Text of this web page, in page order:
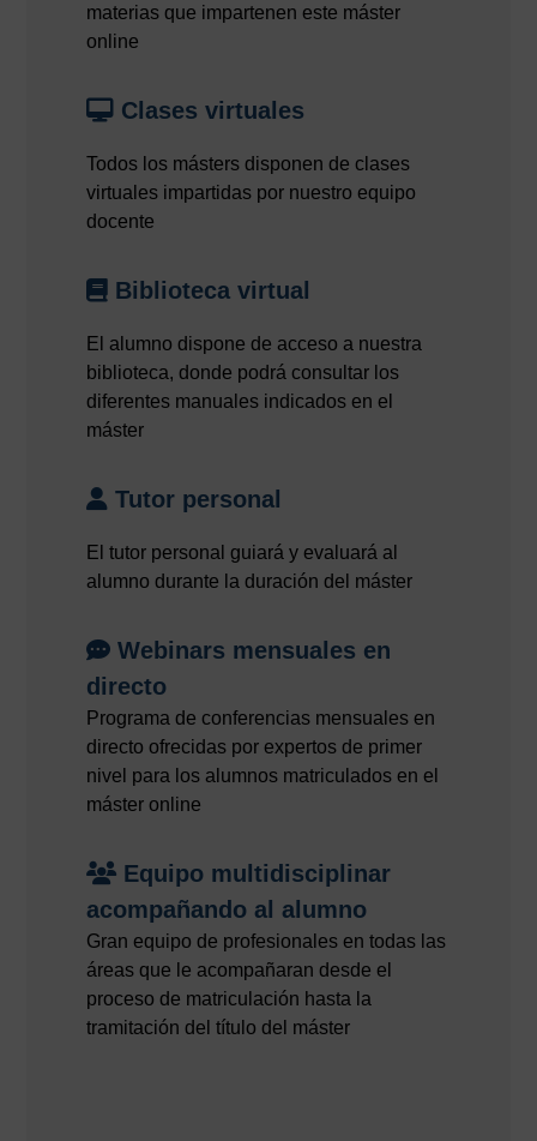
materias que impartenen este máster
online
Clases virtuales
Todos los másters disponen de clases
virtuales impartidas por nuestro equipo
docente
Biblioteca virtual
El alumno dispone de acceso a nuestra
biblioteca, donde podrá consultar los
diferentes manuales indicados en el
máster
Tutor personal
El tutor personal guiará y evaluará al
alumno durante la duración del máster
Webinars mensuales en
directo
Programa de conferencias mensuales en
directo ofrecidas por expertos de primer
nivel para los alumnos matriculados en el
máster online
Equipo multidisciplinar
acompañando al alumno
Gran equipo de profesionales en todas las
áreas que le acompañaran desde el
proceso de matriculación hasta la
tramitación del título del máster